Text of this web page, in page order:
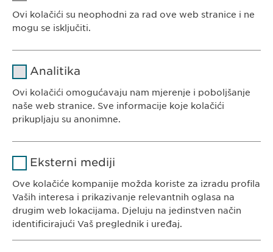
EWOPHARMA BOSNA I HERCEGOVINA
Bosna i Hercegovina
Tel. +387 33 592 140
E-Mail:info@ewopharma.ba
Ovi kolačići su neophodni za rad ove web stranice i ne
mogu se isključiti.
sgalinski
Trajanje
Svrha
saglasnosti kolačića.
Analitika
Ovi kolačići omogućavaju nam mjerenje i poboljšanje
naše web stranice. Sve informacije koje kolačići
prikupljaju su anonimne.
Google
Trajanje 1 day
Eksterni mediji
Ove kolačiće kompanije možda koriste za izradu profila
Vaših interesa i prikazivanje relevantnih oglasa na
drugim web lokacijama. Djeluju na jedinstven način
identificirajući Vaš preglednik i uređaj.